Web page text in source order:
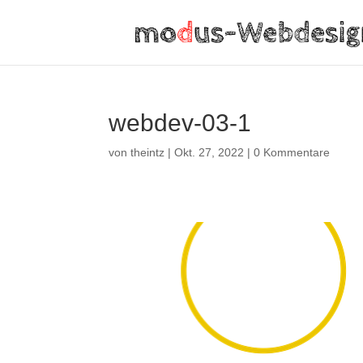
webdev-03-1
vontheintz |Okt. 27, 2022 |0 Kommentare